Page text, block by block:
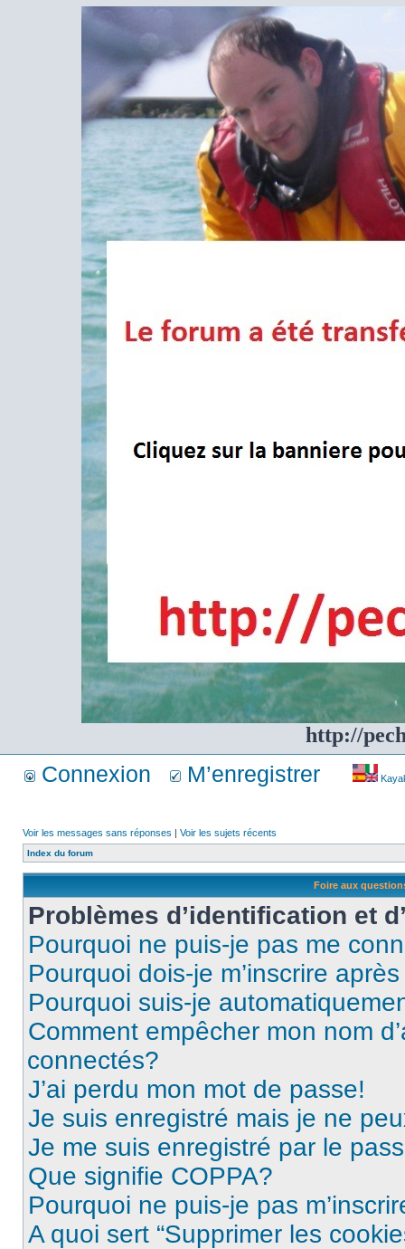
http://
Connexion M’enregistrer
Voir les messages sans réponses | Voir les sujets récents
Index du forum
Foire aux
Problèmes d’identification et
Pourquoi ne puis-je pas me
Pourquoi dois-je m’inscrire
Pourquoi suis-je
Comment empêcher mon nom
connectés?
J’ai perdu mon mot de passe!
Je suis enregistré mais je ne
Je me suis enregistré par le
Que signifie COPPA?
Pourquoi ne puis-je pas
A quoi sert “Supprimer les